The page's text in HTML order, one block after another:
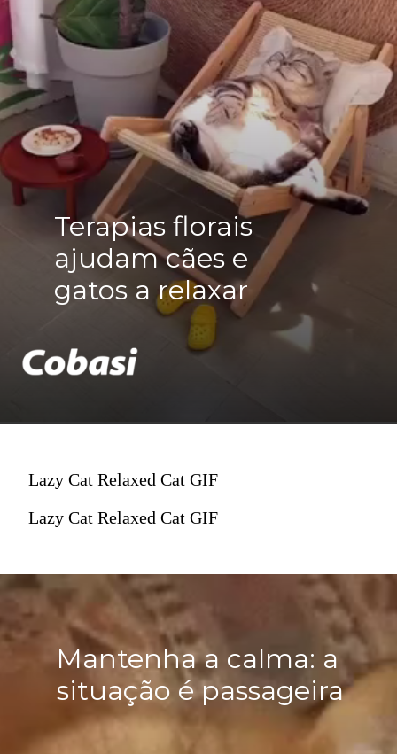
Terapias florais
ajudam cães e
gatos a relaxar
Lazy Cat Relaxed Cat GIF
Lazy Cat Relaxed Cat GIF
Mantenha a calma: a
situação é passageira